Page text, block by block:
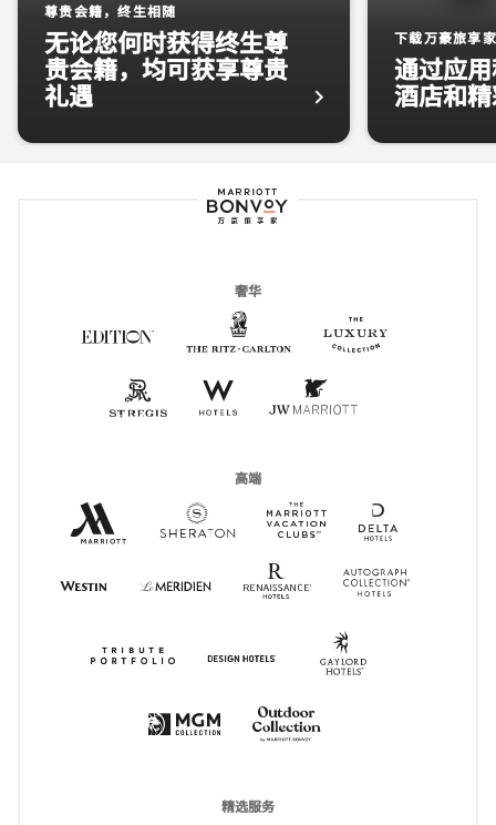
尊贵会籍，终生相随
无论您何时获得终生尊
贵会籍，均可获享尊贵
礼遇
下载万豪旅享
通过应
酒店和
万豪旅享家标志
奢华
Edition
打开新窗口 The Ritz-Carlton
打开新窗口 The Luxury
打开新窗口
St Regis
打开新窗口 W Hotels
打开新窗口
高端
Marriott Hotels Resorts & Suites
打开新窗口 Sheraton
打开新窗口MVC
打开新窗口
Westin
打开新窗口 Le Meridien
打开新窗口 Renaissance Hotels
打开新窗口 打开新窗口
Tribute Portfolio
打开新窗口 Design Hotels
打开新窗口
Max
打开新窗口
精选服务